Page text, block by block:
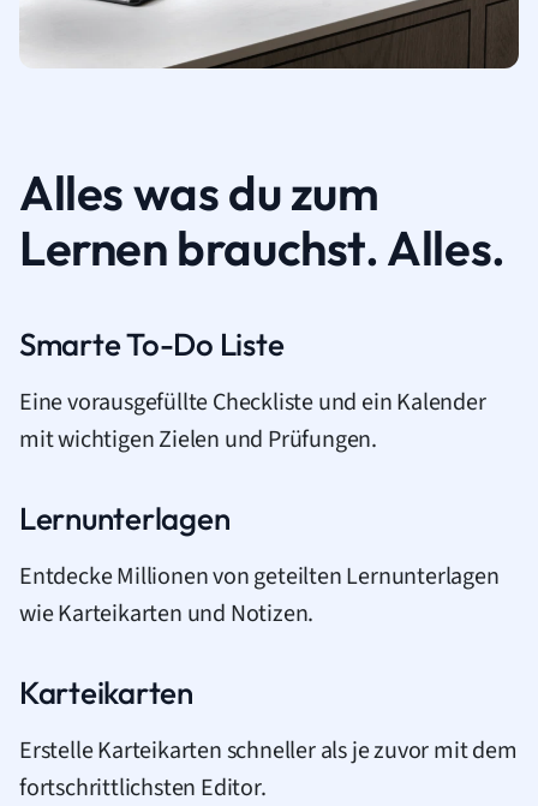
Alles was du zum
Lernen brauchst. Alles.
Smarte To-Do Liste
Eine vorausgefüllte Checkliste und ein Kalender
mit wichtigen Zielen und Prüfungen.
Lernunterlagen
Entdecke Millionen von geteilten Lernunterlagen
wie Karteikarten und Notizen.
Karteikarten
Erstelle Karteikarten schneller als je zuvor mit dem
fortschrittlichsten Editor.